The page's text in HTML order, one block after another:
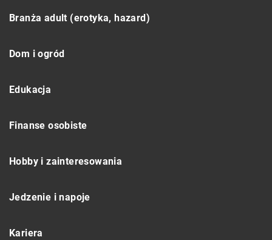
Branża adult (erotyka, hazard)
Dom i ogród
Edukacja
Finanse osobiste
Hobby i zainteresowania
Jedzenie i napoje
Kariera